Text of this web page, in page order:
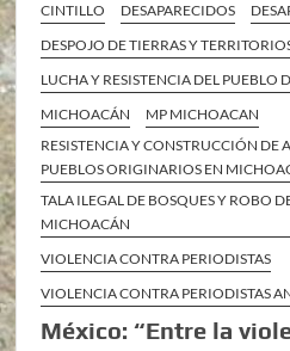
CINTILLO DESAPARECIDOS
DESPOJO DE TIERRAS Y
LUCHA Y RESISTENCIA DEL PUEBLO
MICHOACÁN
MP MICHOACAN
RESISTENCIA Y CONSTRUCCIÓN DE
PUEBLOS ORIGINARIOS EN
TALA ILEGAL DE BOSQUES Y ROBO
MICHOACÁN
VIOLENCIA CONTRA PERIODISTAS
VIOLENCIA CONTRA PERIODISTAS
México: “Entre la